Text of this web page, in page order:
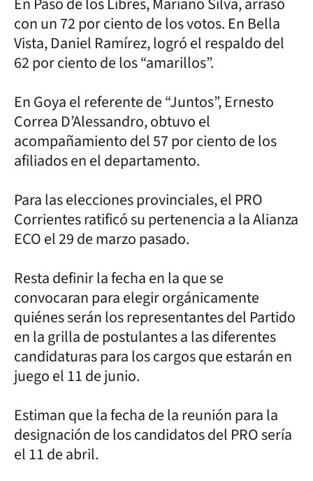
con un 72 por ciento de los votos. En Bella
Vista, Daniel Ramírez, logró el respaldo del
62 por ciento de los “amarillos”.
En Goya el referente de “Juntos”, Ernesto
Correa D’Alessandro, obtuvo el
acompañamiento del 57 por ciento de los
afiliados en el departamento.
Para las elecciones provinciales, el PRO
Corrientes ratificó su pertenencia a la Alianza
ECO el 29 de marzo pasado.
Resta definir la fecha en la que se
convocaran para elegir orgánicamente
quiénes serán los representantes del Partido
en la grilla de postulantes a las diferentes
candidaturas para los cargos que estarán en
juego el 11 de junio.
Estiman que la fecha de la reunión para la
designación de los candidatos del PRO sería
el 11 de abril.